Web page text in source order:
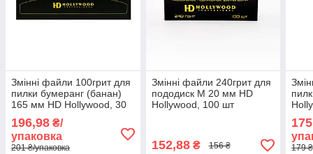
Змінні файли 100грит для
пилки бумеранг (банан)
165 мм HD Hollywood, 30
шт
196,98 ₴/
упаковка
201 ₴/упаковка
Змінні файли 240грит для
пододиск M 20 мм HD
Hollywood, 100 шт
152,88₴ 156 ₴ 179